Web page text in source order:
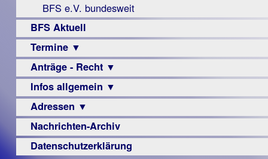
BFS e.V. bundesweit
BFS Aktuell
Termine ▼
Veranstaltungsprogramme
Anträge - Recht ▼
Archiv
Urteile
Infos allgemein ▼
Sehbehinderung
Frühförderung
Schule
Adressen ▼
Augenoptiker
Berufsbildungswerke
Nachrichten-Archiv
Datenschutzerklärung